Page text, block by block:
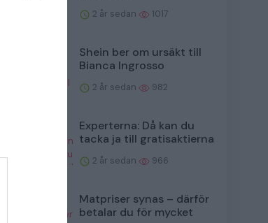
2 år sedan 1017
Shein ber om ursäkt till
Bianca Ingrosso
2 år sedan 982
Experterna: Då kan du
tacka ja till gratisaktierna
2 år sedan 966
Matpriser synas – därför
betalar du för mycket